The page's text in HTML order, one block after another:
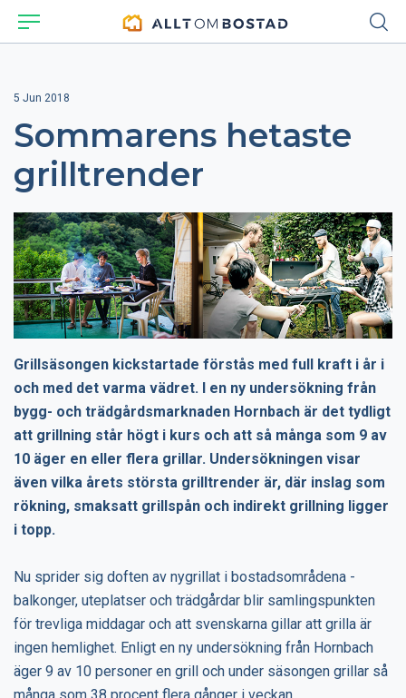
5 Jun 2018
Sommarens hetaste
grilltrender
Grillsäsongen kickstartade förstås med full kraft i år i
och med det varma vädret. I en ny undersökning från
bygg- och trädgårdsmarknaden Hornbach är det tydligt
att grillning står högt i kurs och att så många som 9 av
10 äger en eller flera grillar. Undersökningen visar
även vilka årets största grilltrender är, där inslag som
rökning, smaksatt grillspån och indirekt grillning ligger
i topp.
Nu sprider sig doften av nygrillat i bostadsområdena -
balkonger, uteplatser och trädgårdar blir samlingspunkten
för trevliga middagar och att svenskarna gillar att grilla är
ingen hemlighet. Enligt en ny undersökning från Hornbach
äger 9 av 10 personer en grill och under säsongen grillar så